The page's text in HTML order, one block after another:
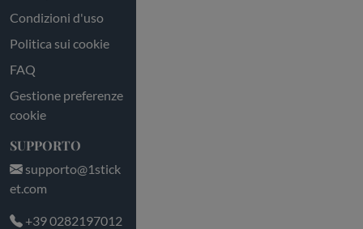
Condizioni d'uso
Politica sui cookie
FAQ
Gestione preferenze
cookie
SUPPORTO
supporto@1stick
et.com
+39 0282197012